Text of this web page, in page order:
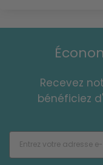
Recevez
bénéficiez